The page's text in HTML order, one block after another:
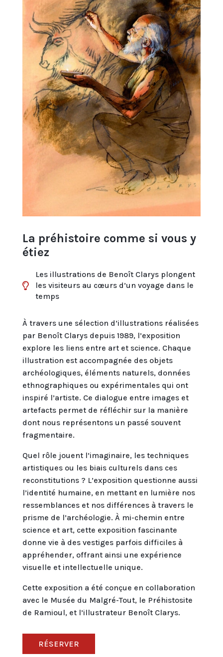
La préhistoire comme si vous y
étiez

Les illustrations de Benoît Clarys plongent
les visiteurs au cœurs d’un voyage dans le
temps
À travers une sélection d’illustrations réalisées
par Benoît Clarys depuis 1989, l’exposition
explore les liens entre art et science. Chaque
illustration est accompagnée des objets
archéologiques, éléments naturels, données
ethnographiques ou expérimentales qui ont
inspiré l’artiste. Ce dialogue entre images et
artefacts permet de réfléchir sur la manière
dont nous représentons un passé souvent
fragmentaire.
Quel rôle jouent l’imaginaire, les techniques
artistiques ou les biais culturels dans ces
reconstitutions ? L’exposition questionne aussi
l’identité humaine, en mettant en lumière nos
ressemblances et nos différences à travers le
prisme de l’archéologie. À mi-chemin entre
science et art, cette exposition fascinante
donne vie à des vestiges parfois difficiles à
appréhender, offrant ainsi une expérience
visuelle et intellectuelle unique.
Cette exposition a été conçue en collaboration
avec le Musée du Malgré-Tout, le Préhistosite
de Ramioul, et l’illustrateur Benoît Clarys.
RÉSERVER